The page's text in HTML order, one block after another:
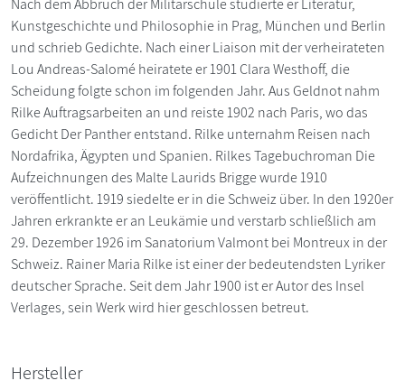
Kunstgeschichte und Philosophie in Prag, München und Berlin
und schrieb Gedichte. Nach einer Liaison mit der verheirateten
Lou Andreas-Salomé heiratete er 1901 Clara Westhoff, die
Scheidung folgte schon im folgenden Jahr. Aus Geldnot nahm
Rilke Auftragsarbeiten an und reiste 1902 nach Paris, wo das
Gedicht Der Panther entstand. Rilke unternahm Reisen nach
Nordafrika, Ägypten und Spanien. Rilkes Tagebuchroman Die
Aufzeichnungen des Malte Laurids Brigge wurde 1910
veröffentlicht. 1919 siedelte er in die Schweiz über. In den 1920er
Jahren erkrankte er an Leukämie und verstarb schließlich am
29. Dezember 1926 im Sanatorium Valmont bei Montreux in der
Schweiz. Rainer Maria Rilke ist einer der bedeutendsten Lyriker
deutscher Sprache. Seit dem Jahr 1900 ist er Autor des Insel
Verlages, sein Werk wird hier geschlossen betreut.
Hersteller